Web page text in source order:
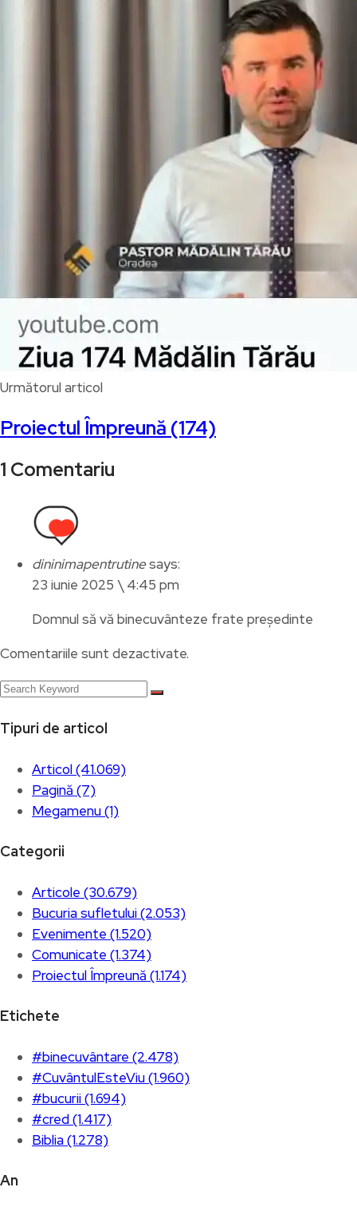
Următorul articol
Proiectul Împreună (174)
1 Comentariu
dininimapentrutinesays:
23 iunie 2025 \ 4:45 pm
Domnul să vă binecuvânteze frate președinte
Comentariile sunt dezactivate.
Tipuri de articol
Articol (41.069)
Pagină (7)
Megamenu (1)
Categorii
Articole (30.679)
Bucuria sufletului (2.053)
Evenimente (1.520)
Comunicate (1.374)
Proiectul Împreună (1.174)
Etichete
#binecuvântare (2.478)
#CuvântulEsteViu (1.960)
#bucurii (1.694)
#cred (1.417)
Biblia (1.278)
An